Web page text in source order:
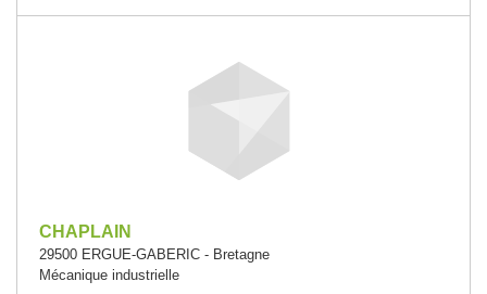
CHAPLAIN
29500 ERGUE-GABERIC - Bretagne
Mécanique industrielle